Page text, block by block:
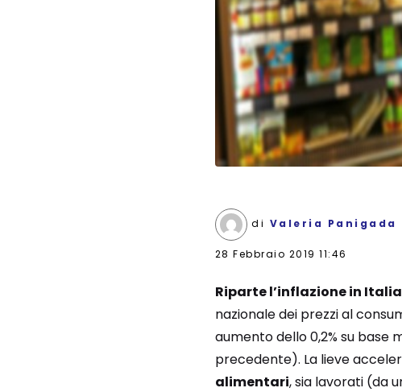
di Valeria Panigada
28 Febbraio 2019 11:46
Riparte l’inflazione in
nazionale dei prezzi al
aumento dello 0,2% su base
precedente). La lieve
alimentari, sia lavorati (da